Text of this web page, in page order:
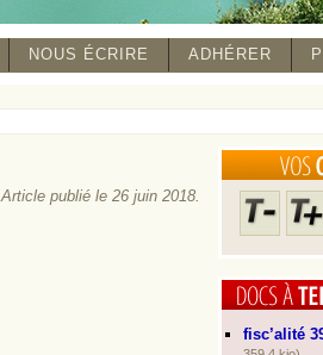
ADHÉRER
NOUS ÉCRIRE
fisc’alité
Article publié le 26 juin 2018.